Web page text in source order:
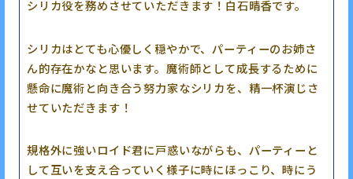
シリカ役を務めさせていただきます！白石晴香です。
シリカはとても心優しく穏やかで、パーティーのお姉さ
ん的存在かなと思います。魔術師として成長するために
懸命に魔術と向き合う努力家なシリカを、精一杯演じさ
せていただきます！
規格外に強いロイド君に戸惑いながらも、パーティーと
して互いを支え合っていく様子に時にほっこり、時にう